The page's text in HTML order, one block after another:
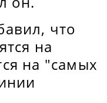
что
на
на "самых